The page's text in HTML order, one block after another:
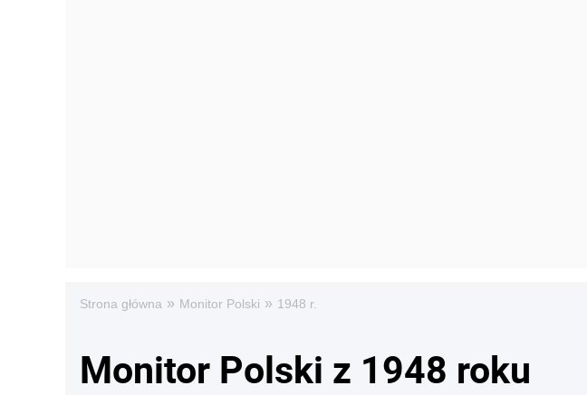
Strona główna » Monitor Polski » 1948 r.
Monitor Polski z 1948 roku